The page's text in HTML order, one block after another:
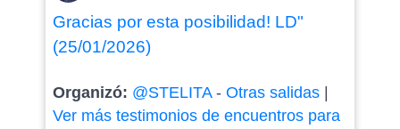
Gracias por esta posibilidad! LD"
(25/01/2026)
Organizó: @STELITA- Otras salidas|
Ver más testimonios de encuentros para